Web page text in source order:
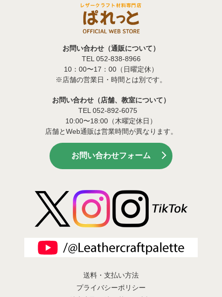
お問い合わせ（通販について）
TEL 052-838-8966
10：00〜17：00（日曜定休）
※店舗の営業日・時間とは別です。
お問い合わせ（店舗、教室について）
TEL 052-892-6075
10:00〜18:00（木曜定休日）
店舗とWeb通販は営業時間が異なります。
お問い合わせフォーム
送料・支払い方法
プライバシーポリシー